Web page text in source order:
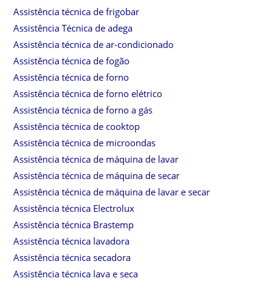
Assistência técnica de frigobar
Assistência Técnica de adega
Assistência técnica de ar-condicionado
Assistência técnica de fogão
Assistência técnica de forno
Assistência técnica de forno elétrico
Assistência técnica de forno a gás
Assistência técnica de cooktop
Assistência técnica de microondas
Assistência técnica de máquina de lavar
Assistência técnica de máquina de secar
Assistência técnica de máquina de lavar e secar
Assistência técnica Electrolux
Assistência técnica Brastemp
Assistência técnica lavadora
Assistência técnica secadora
Assistência técnica lava e seca